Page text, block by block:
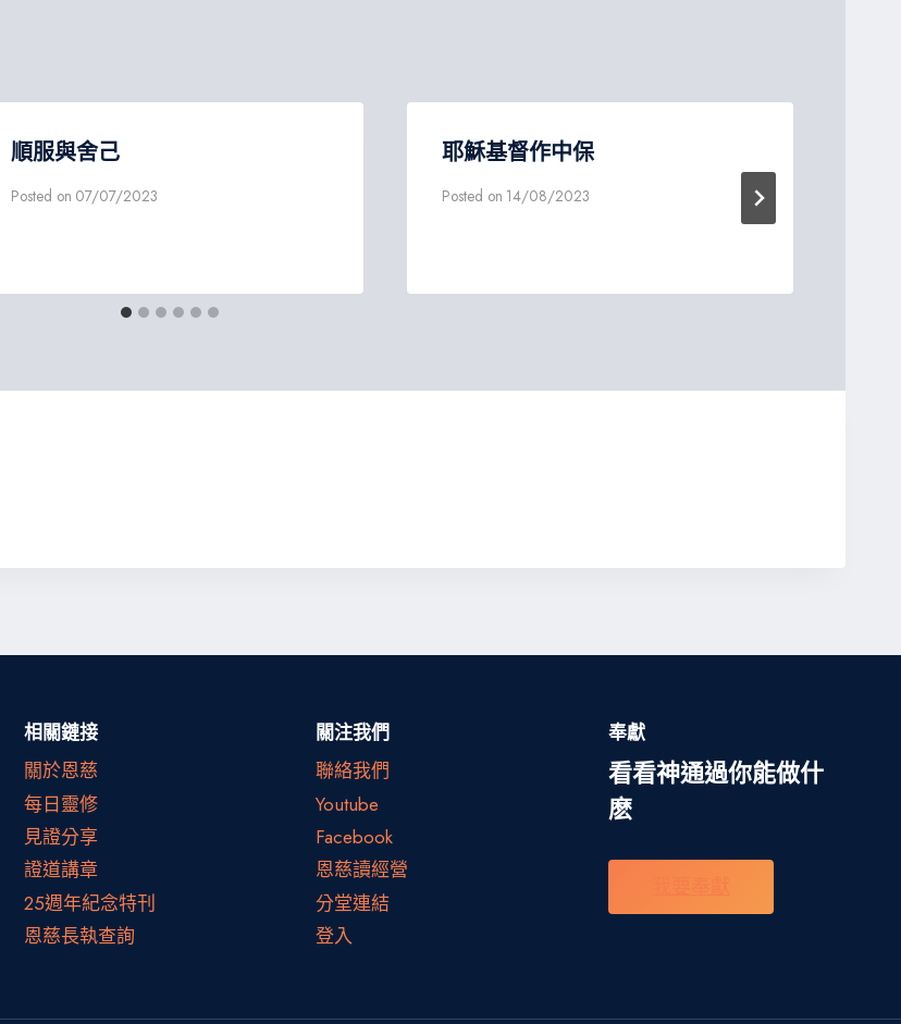
順服與舍己
Posted on 07/07/2023
耶穌基督作中保
Posted on 14/08/2023
相關鏈接
關於恩慈
每日靈修
見證分享
證道講章
25週年紀念特刊
恩慈長執查詢
關注我們
聯絡我們
Youtube
Facebook
恩慈讀經營
分堂連結
登入
奉獻
看看神通過你能做什
麽